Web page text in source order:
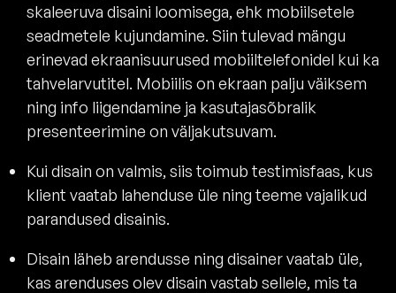
skaleeruva disaini loomisega, ehk mobiilsetele
seadmetele kujundamine. Siin tulevad mängu
erinevad ekraanisuurused mobiiltelefonidel kui ka
tahvelarvutitel. Mobiilis on ekraan palju väiksem
ning info liigendamine ja kasutajasõbralik
presenteerimine on väljakutsuvam.
Kui disain on valmis, siis toimub testimisfaas, kus
klient vaatab lahenduse üle ning teeme vajalikud
parandused disainis.
Disain läheb arendusse ning disainer vaatab üle,
kas arenduses olev disain vastab sellele, mis ta